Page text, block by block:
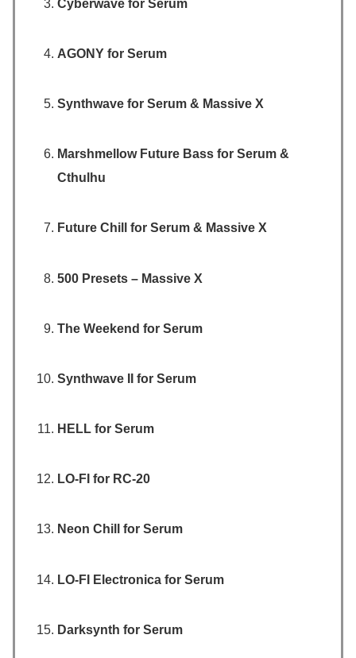
Cyberwave for Serum
AGONY for Serum
Synthwave for Serum & Massive X
Marshmellow Future Bass for Serum &
Cthulhu
Future Chill for Serum & Massive X
500 Presets – Massive X
The Weekend for Serum
Synthwave II for Serum
HELL for Serum
LO-FI for RC-20
Neon Chill for Serum
LO-FI Electronica for Serum
Darksynth for Serum